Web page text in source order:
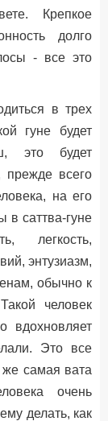
Крепкое
долго
- все это
в трех
гуне будет
это будет
прежде всего
на его
в саттва-гуне
легкость,
энтузиазм,
обычно к
человек
вдохновляет
Это все
же самая вата
очень
делать, как